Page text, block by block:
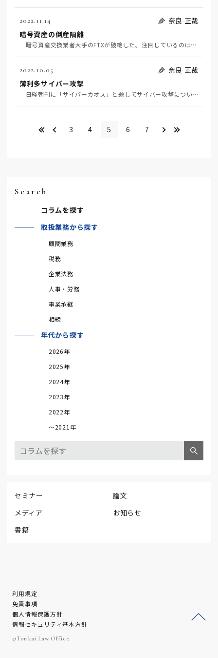
2022.11.14
奈良 正哉
暗号資産の倒産隔離
暗号資産交換業者大手のFTXが破綻した。注目しているのは顧客預かり資産の保護だ。日本法人では、いく…
2022.10.05
奈良 正哉
薄利多サイバー攻撃
日経朝刊に「サイバーカオス」と題してサイバー攻撃について連載記事が掲載されている。 ２２年１－６…
3 4 5 6 7 ＞
Search
コラムを探す
取扱業務から探す
顧問業務
税務
企業法務
人事・労務
事業承継
相続
年代から探す
2026年
2025年
2024年
2023年
2022年
～2021年
セミナー
論文
メディア
お知らせ
書籍
利用規定
免責事項
個人情報保護方針
情報セキュリティ基本方針
©Torikai Law Office.